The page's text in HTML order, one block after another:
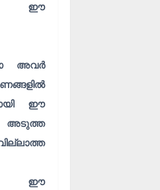
! ഈ
അവർ
ഈ
അടുത്ത
ഈ